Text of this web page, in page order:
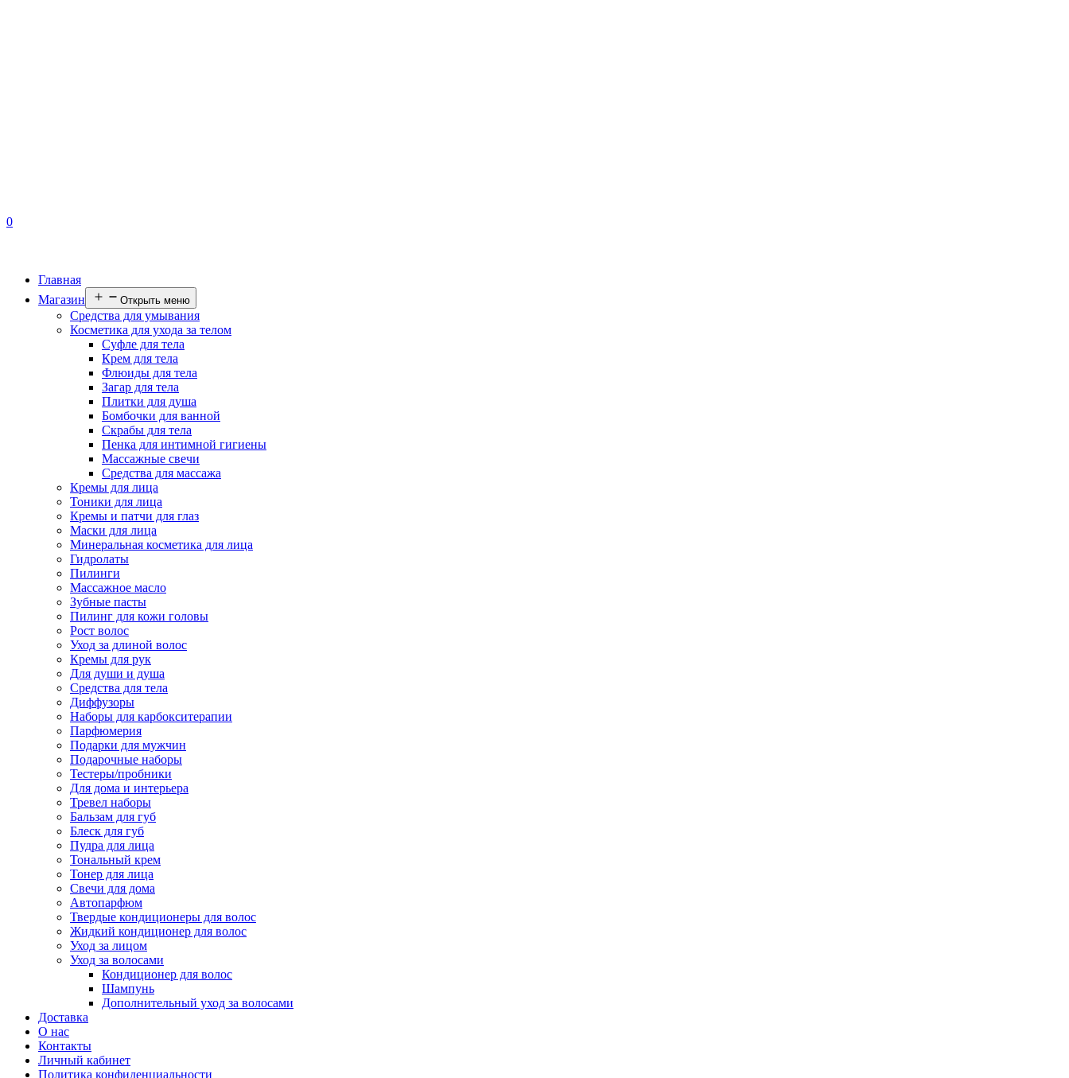
0
Главная
Магазин
Открыть меню
Средства для умывания
Косметика для ухода за телом
Суфле для тела
Крем для тела
Флюиды для тела
Загар для тела
Плитки для душа
Бомбочки для ванной
Скрабы для тела
Пенка для интимной гигиены
Массажные свечи
Средства для массажа
Кремы для лица
Тоники для лица
Кремы и патчи для глаз
Маски для лица
Минеральная косметика для лица
Гидролаты
Пилинги
Массажное масло
Зубные пасты
Пилинг для кожи головы
Рост волос
Уход за длиной волос
Кремы для рук
Для души и душа
Средства для тела
Диффузоры
Наборы для карбокситерапии
Парфюмерия
Подарки для мужчин
Подарочные наборы
Тестеры/пробники
Для дома и интерьера
Тревел наборы
Бальзам для губ
Блеск для губ
Пудра для лица
Тональный крем
Тонер для лица
Свечи для дома
Автопарфюм
Твердые кондиционеры для волос
Жидкий кондиционер для волос
Уход за лицом
Уход за волосами
Кондиционер для волос
Шампунь
Дополнительный уход за волосами
Доставка
О нас
Контакты
Личный кабинет
Политика конфиденциальности